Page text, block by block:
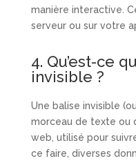
manière interactive.
serveur ou sur votre
4. Qu’est-ce
invisible ?
Une balise invisible
morceau de texte ou
web, utilisé pour
ce faire, diverses